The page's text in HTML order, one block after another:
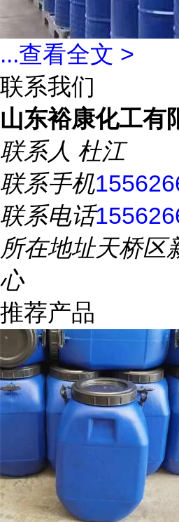
...查看全文 >
联系我们
山东裕康化工有
联系人 杜江
联系手机
联系电话
所在地址天桥区
心
推荐产品